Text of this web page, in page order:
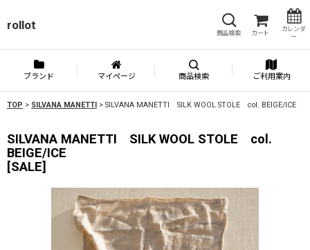
rollot
商品検索 カート
カレンダ
ー
ブランド マイページ 商品検索 ご利用案内
TOP > SILVANA MANETTI > SILVANA MANETTI SILK WOOL STOLE col. BEIGE/ICE
SILVANA MANETTI SILK WOOL STOLE col.
BEIGE/ICE
[SALE]